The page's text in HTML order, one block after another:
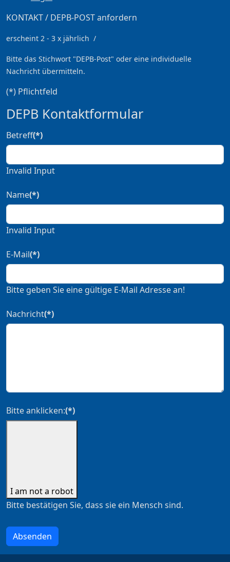
KONTAKT / DEPB-POST anfordern
erscheint 2 - 3 x jährlich /
Bitte das Stichwort "DEPB-Post" oder eine individuelle
Nachricht übermitteln.
(*) Pflichtfeld
DEPB Kontaktformular
Betreff(*)
Invalid Input
Name(*)
Invalid Input
E-Mail(*)
Bitte geben Sie eine gültige E-Mail Adresse an!
Nachricht(*)
Bitte anklicken:(*)
I am not a robot
Bitte bestätigen Sie, dass sie ein Mensch sind.
Absenden